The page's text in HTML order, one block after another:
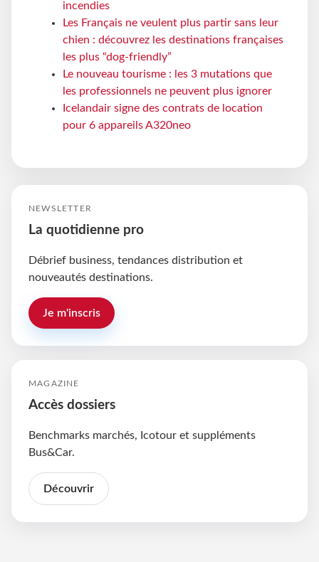
incendies
Les Français ne veulent plus partir sans leur
chien : découvrez les destinations françaises
les plus “dog-friendly”
Le nouveau tourisme : les 3 mutations que
les professionnels ne peuvent plus ignorer
Icelandair signe des contrats de location
pour 6 appareils A320neo
NEWSLETTER
La quotidienne pro
Débrief business, tendances distribution et
nouveautés destinations.
Je m'inscris
MAGAZINE
Accès dossiers
Benchmarks marchés, Icotour et suppléments
Bus&Car.
Découvrir